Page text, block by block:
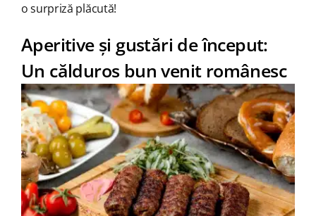
o surpriză plăcută!
Aperitive și gustări de început:
Un călduros bun venit românesc